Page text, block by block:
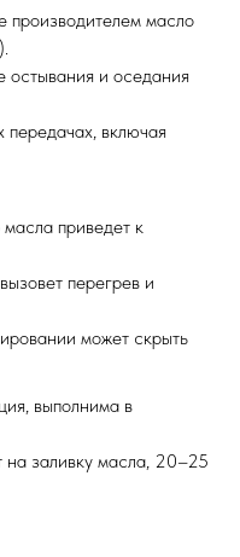
производителем масло
остывания и оседания
передачах, включая
приведет к
перегрев и
может скрыть
выполнима в
заливку масла, 20–25